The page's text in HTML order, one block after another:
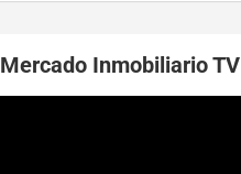
Mercado Inmobiliario TV